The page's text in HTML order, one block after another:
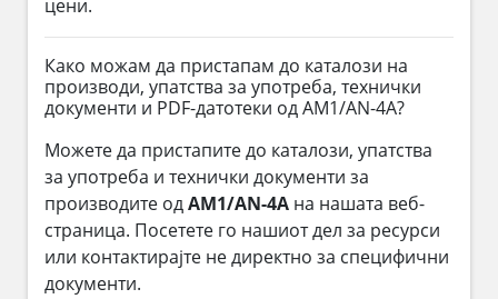
цени.
Како можам да пристапам до каталози на
производи, упатства за употреба, технички
документи и PDF-датотеки од AM1/AN-4A?
Можете да пристапите до каталози, упатства
за употреба и технички документи за
производите одAM1/AN-4A на нашата веб-
страница. Посетете го нашиот дел за ресурси
или контактирајте не директно за специфични
документи.